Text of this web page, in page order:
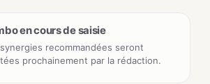
en cours de saisie
recommandées seront
prochainement par la rédaction.